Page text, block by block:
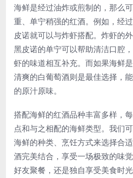
海鲜是经过油炸或煎制的，那么
重、单宁稍强的红酒。例如，经
皮诺就可以与炸虾搭配。炸虾的
黑皮诺的单宁可以帮助清洁口腔
虾的味道相互补充。而如果海鲜
清爽的白葡萄酒则是最佳选择，
的原汁原味。
搭配海鲜的红酒品种丰富多样，
点和与之相配的海鲜类型。我们
海鲜的种类、烹饪方式来选择合
酒完美结合，享受一场极致的味
好友聚餐，还是独自享受美食时